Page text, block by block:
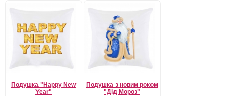
Подушка "Happy New
Year"
Подушка з новим роком
"Дід Мороз"